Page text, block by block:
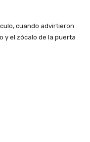
cuando advirtieron
y el zócalo de la puerta